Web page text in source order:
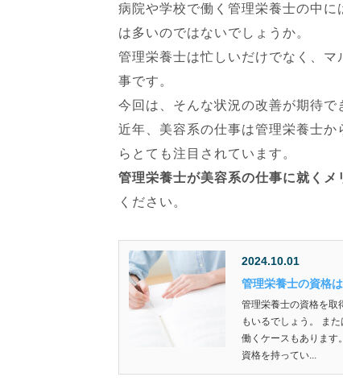
病院や学校で働く管理栄養士の中
は多いのではないでしょうか。
管理栄養士は忙しいだけでなく、
事です。
今回は、そんな状況の改善が期待で
近年、美容系の仕事は管理栄養士
らとても注目されています。
管理栄養士が美容系の仕事に就くメ
ください。
2024.10.01
管理栄養士の資格
管理栄養士の資格を取
もいるでしょう。 ま
働くケースもあります
資格を持ってい...